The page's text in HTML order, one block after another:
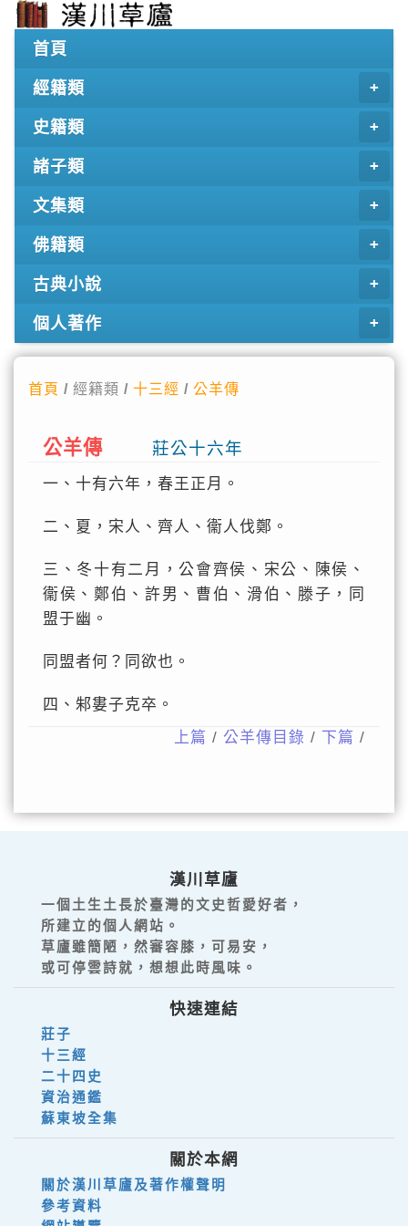
首頁
經籍類
史籍類
諸子類
文集類
佛籍類
古典小說
個人著作
首頁 / 經籍類 /十三經 /公羊傳
公羊傳 莊公十六年
一、十有六年，春王正月。
二、夏，宋人、齊人、衞人伐鄭。
三、冬十有二月，公會齊侯、宋公、陳侯、
衞侯、鄭伯、許男、曹伯、滑伯、滕子，同
盟于幽。
同盟者何？同欲也。
四、邾婁子克卒。
上篇 / 公羊傳目錄 / 下篇 /
漢川草廬
一個土生土長於臺灣的文史哲愛好者，
所建立的個人網站。
草廬雖簡陋，然審容膝，可易安，
或可停雲詩就，想想此時風味。
快速連結
莊子
十三經
二十四史
資治通鑑
蘇東坡全集
關於本網
關於漢川草廬及著作權聲明
參考資料